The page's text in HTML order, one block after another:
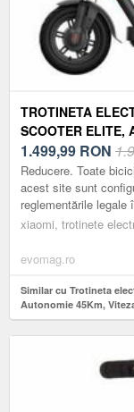
TROTINETA
SCOOTER ELITE,
PUTERE MOTOR
1.499,99 RON
Reducere. Toate
acest site sunt
reglementările legale
xiaomi, trotinete
evomag.ro
Similar cu Trotineta
Autonomie 45Km,